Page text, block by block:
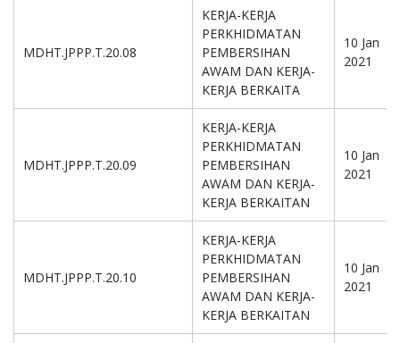
MDHT.JPPP.T.20.08
KERJA-KERJA
PERKHIDMATAN
PEMBERSIHAN
AWAM DAN KERJA-
KERJA BERKAITA
10 Jan
2021
MDHT.JPPP.T.20.09
KERJA-KERJA
PERKHIDMATAN
PEMBERSIHAN
AWAM DAN KERJA-
KERJA BERKAITAN
10 Jan
2021
MDHT.JPPP.T.20.10
KERJA-KERJA
PERKHIDMATAN
PEMBERSIHAN
AWAM DAN KERJA-
KERJA BERKAITAN
10 Jan
2021